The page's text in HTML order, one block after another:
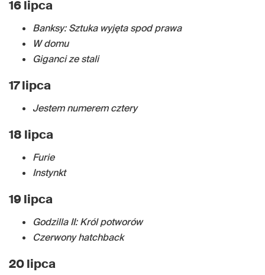
16 lipca
Banksy: Sztuka wyjęta spod prawa
W domu
Giganci ze stali
17 lipca
Jestem numerem cztery
18 lipca
Furie
Instynkt
19 lipca
Godzilla II: Król potworów
Czerwony hatchback
20 lipca